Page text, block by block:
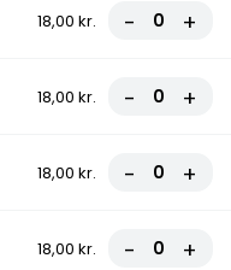
18,00 kr. - +
18,00 kr. - +
18,00 kr. - +
18,00 kr. - +